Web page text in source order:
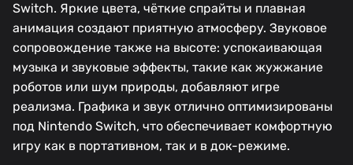
Switch. Яркие цвета, чёткие спрайты и плавная
анимация создают приятную атмосферу. Звуковое
сопровождение также на высоте: успокаивающая
музыка и звуковые эффекты, такие как жужжание
роботов или шум природы, добавляют игре
реализма. Графика и звук отлично оптимизированы
под Nintendo Switch, что обеспечивает комфортную
игру как в портативном, так и в док-режиме.